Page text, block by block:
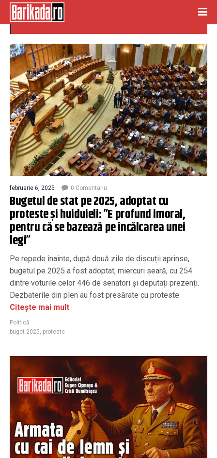
buget 2025
februarie 6, 2025 0 Comentariu
Bugetul de stat pe 2025, adoptat cu
proteste și huiduieli: ”E profund imoral,
pentru că se bazează pe încălcarea unei
legi”
Pe repede înainte, după două zile de discuții aprinse,
bugetul pe 2025 a fost adoptat, miercuri seară, cu 254
dintre voturile celor 446 de senatori și deputați prezenți.
Dezbaterile din plen au fost presărate cu proteste.
Citește mai mult
Politică
buget 2025, proteste